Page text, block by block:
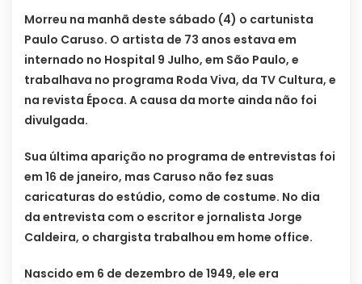
Morreu na manhã deste sábado (4) o cartunista
Paulo Caruso. O artista de 73 anos estava em
internado no Hospital 9 Julho, em São Paulo, e
trabalhava no programa Roda Viva, da TV Cultura, e
na revista Época. A causa da morte ainda não foi
divulgada.
Sua última aparição no programa de entrevistas foi
em 16 de janeiro, mas Caruso não fez suas
caricaturas do estúdio, como de costume. No dia
da entrevista com o escritor e jornalista Jorge
Caldeira, o chargista trabalhou em home office.
Nascido em 6 de dezembro de 1949, ele era